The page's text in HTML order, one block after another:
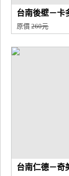
台南後壁－卡
原價260元
台南仁德－奇